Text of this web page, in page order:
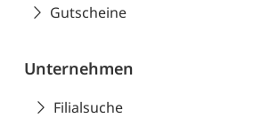
Gutscheine
Unternehmen
Filialsuche